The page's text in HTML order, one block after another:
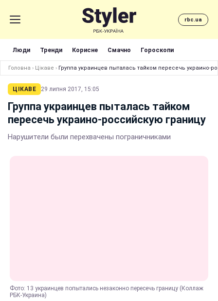
rbc.ua
Люди Тренди Корисне Смачно Гороскопи
Головна › Цікаве › Группа украинцев пыталась тайком пересечь украино-
ЦІКАВЕ 29 липня 2017, 15:05
Группа украинцев пыталась тайком
пересечь украино-российскую границу
Нарушители были перехвачены пограничниками
Фото: 13 украинцев попытались незаконно пересечь границу (Коллаж
РБК-Украина)